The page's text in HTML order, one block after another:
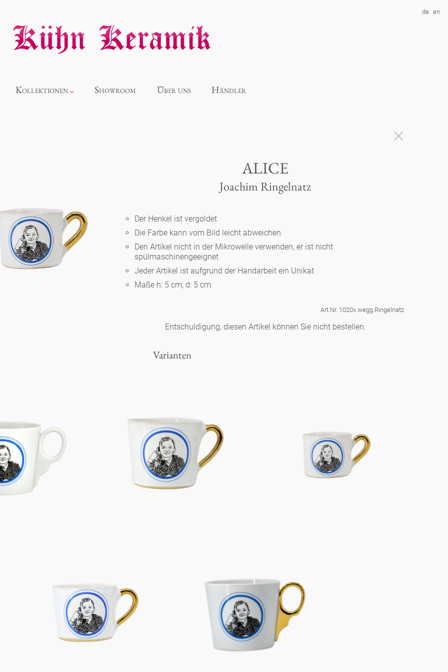
de en
Kollektionen
Souvenir
Berlin
Unpraktisch
Figuren
Berliner Duft
Showroom Über uns Händler
ALICE
Joachim Ringelnatz
Der Henkel ist vergoldet
Die Farbe kann vom Bild leicht abweichen
Den Artikel nicht in der Mikrowelle verwenden, er ist nicht
spülmaschinengeeignet
Jeder Artikel ist aufgrund der Handarbeit ein Unikat
Maße h: 5 cm, d: 5 cm
Art.Nr. 1020x.wegg.Ringelnatz
Entschuldigung, diesen Artikel können Sie nicht bestellen.
Varianten